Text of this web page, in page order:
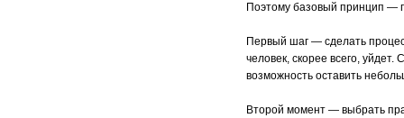
Поэтому базовый принцип —
Первый шаг — сделать
человек, скорее всего,
возможность оставить
Второй момент — выбрать